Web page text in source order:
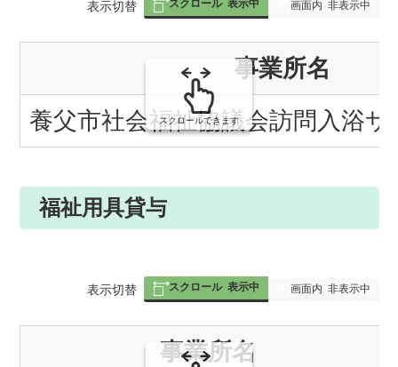
表
組
の
表示切替 スクロール 表示中 画面内 非表示中
事業所名
養父市社会福祉協議会訪問入浴
スクロールできます
福祉用具貸与
表
組
表示切替 スクロール 表示中 画面内 非表示中
事業所名